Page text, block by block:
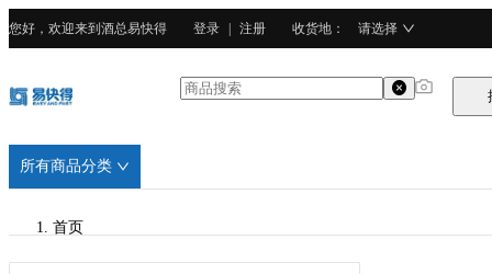
您好，欢迎来到酒总易快得 登录 注册 收货地 ： 请选择
所有商品分类
首页